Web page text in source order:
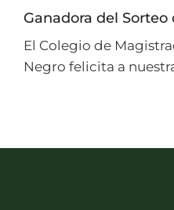
Ganadora del
El Colegio de
Negro felicita a